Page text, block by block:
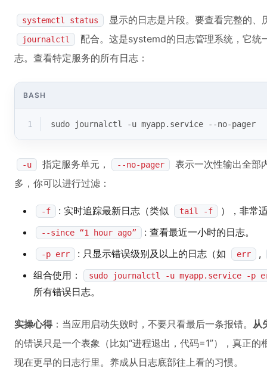
systemctl status 显示的日志是片段。要查看完整的
journalctl
配合。这是systemd的日志管理系统，它统
志。查看特定服务的所有日志：
BASH
1 sudo journalctl -u myapp.service --no-pager
-u 指定服务单元， --no-pager
表示一次性输出全部
多，你可以进行过滤：
-f : 实时追踪最新日志（类似 tail -f ），非常
--since “1 hour ago” : 查看最近一小时的日志。
-p err : 只显示错误级别及以上的日志（如 err
,
组合使用：
sudo journalctl -u myapp.service -p
所有错误日志。
实操心得：当应用启动失败时，不要只看最后一条报错。 从
的错误只是一个表象（比如“进程退出，代码=1”），真正
现在更早的日志行里。养成从日志底部往上看的习惯。